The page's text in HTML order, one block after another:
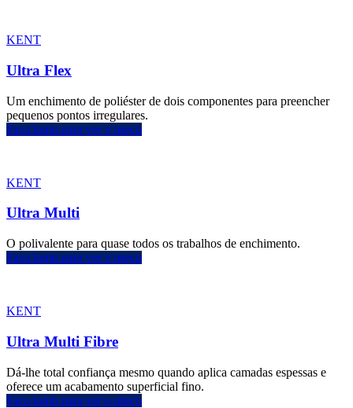
KENT
Ultra Flex
Um enchimento de poliéster de dois componentes para preencher
pequenos pontos irregulares.
Faça login para ver o preço
KENT
Ultra Multi
O polivalente para quase todos os trabalhos de enchimento.
Faça login para ver o preço
KENT
Ultra Multi Fibre
Dá-lhe total confiança mesmo quando aplica camadas espessas e
oferece um acabamento superficial fino.
Faça login para ver o preço